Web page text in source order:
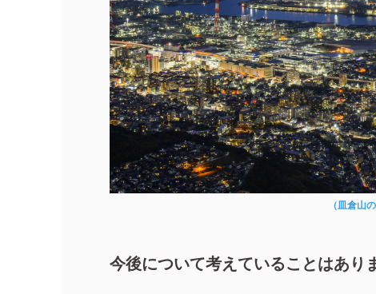
（皿倉山
今後について考えていることはあり